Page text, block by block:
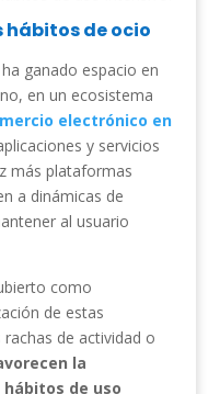
de ocio
ganado espacio en
en un ecosistema
electrónico en
y servicios
más plataformas
a dinámicas de
al usuario
como
de estas
de actividad o
la
de uso